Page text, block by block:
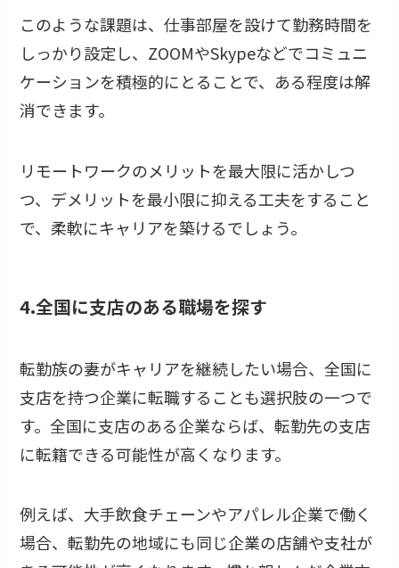
このような課題は、仕事部屋を設けて勤務時間を
しっかり設定し、ZOOMやSkypeなどでコミュニ
ケーションを積極的にとることで、ある程度は解
消できます。
リモートワークのメリットを最大限に活かしつ
つ、デメリットを最小限に抑える工夫をすること
で、柔軟にキャリアを築けるでしょう。
4.全国に支店のある職場を探す
転勤族の妻がキャリアを継続したい場合、全国に
支店を持つ企業に転職することも選択肢の一つで
す。全国に支店のある企業ならば、転勤先の支店
に転籍できる可能性が高くなります。
例えば、大手飲食チェーンやアパレル企業で働く
場合、転勤先の地域にも同じ企業の店舗や支社が